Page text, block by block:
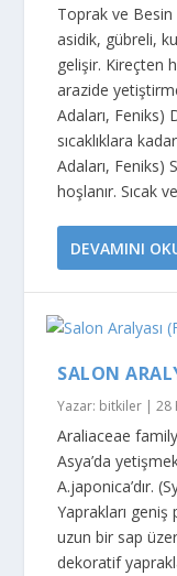
Toprak ve Besin
asidik, gübreli,
gelişir. Kireçten
arazide
Adaları, Feniks)
sıcaklıklara
Adaları, Feniks)
hoşlanır. Sıcak
DEVAMINI
SALON
Yazar: bitkiler |28
Araliaceae
Asya’da
A.japonica’dır.
Yaprakları
uzun bir sap
dekoratif